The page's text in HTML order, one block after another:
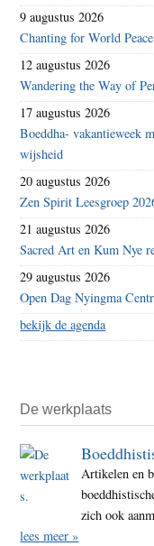
9 augustus 2026
Chanting for World Peace
12 augustus 2026
Wandering the Way of
17 augustus 2026
Boeddha- vakantieweek
wijsheid
20 augustus 2026
Zen Spirit Leesgroep
21 augustus 2026
Sacred Art en Kum Nye
29 augustus 2026
Open Dag Nyingma
bekijk de agenda
De werkplaats
Artikelen en
zich ook
lees meer »